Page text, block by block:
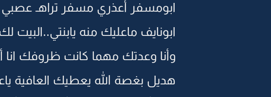
ابومسفر أعذري مسفر تراهـ عصبي
ابونايف ماعليك منه يابنتي..البيت
وأنا وعدتك مهما كانت ظروفك
هديل بغصة الله يعطيك العافية